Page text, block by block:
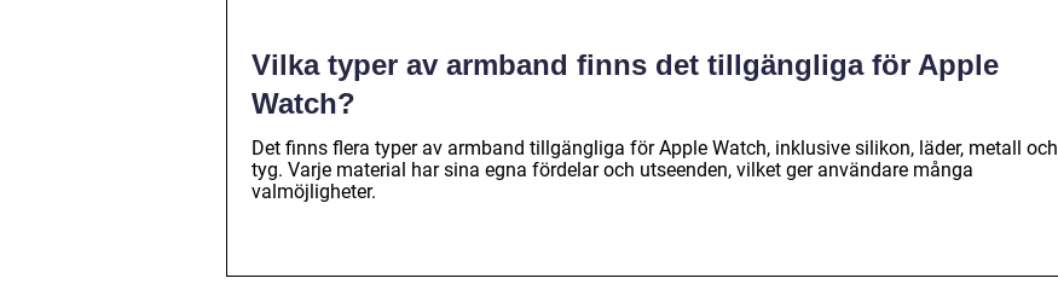
Vilka typer av armband finns det tillgängliga för Apple
Watch?
Det finns flera typer av armband tillgängliga för Apple Watch, inklusive silikon, läder, metall och
tyg. Varje material har sina egna fördelar och utseenden, vilket ger användare många
valmöjligheter.